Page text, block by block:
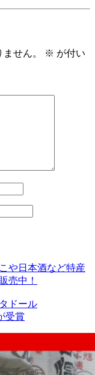
せん。 ※ が付い
や日本酒など特産
売中！
ドール
受賞